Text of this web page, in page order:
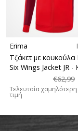
Erima
Τζάκετ με κουκούλα
Six Wings Jacket JR -
€62,99
Τελευταία χαμηλότερη
τιμή